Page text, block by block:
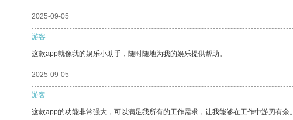
2025-09-05
游客
这款app就像我的娱乐小助手，随时随地为我的娱乐提供帮助。
2025-09-05
游客
这款app的功能非常强大，可以满足我所有的工作需求，让我能够在工作中游刃有余。